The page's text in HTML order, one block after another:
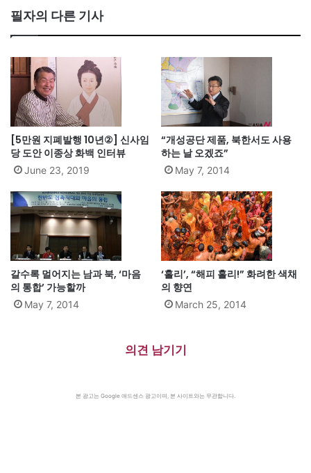
필자의 다른 기사
[5만원 지폐발행 10년②] 신사임
당 도안 이종상 화백 인터뷰
June 23, 2019
“개성공단 제품, 북한서도 사용
하는 날 오겠죠”
May 7, 2014
갈수록 멀어지는 남과 북, ‘마음
의 통합’ 가능할까
May 7, 2014
‘홀리’, “해피 홀리!” 화려한 색채
의 향연
March 25, 2014
의견 남기기
본 광고는 Google 애드센스 광고이며, 본 사이트와는 무관합니다.